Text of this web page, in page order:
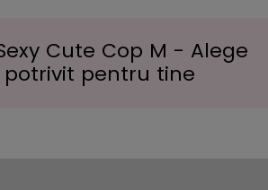
Cute Cop M - Alege
pentru tine